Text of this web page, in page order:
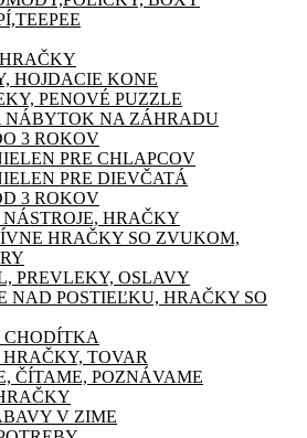
HOJDACIE KONE
PENOVÉ PUZZLE
NÁBYTOK NA ZÁHRADU
3 ROKOV
PRE CHLAPCOV
PRE DIEVČATÁ
3 ROKOV
HRAČKY
HRAČKY SO ZVUKOM,
PREVLEKY, OSLAVY
NAD POSTIEĽKU, HRAČKY SO
TOVAR
ČÍTAME, POZNÁVAME
V ZIME